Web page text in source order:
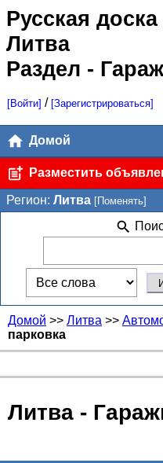
Русская
Литва
Раздел -
[Войти] / [Зарегистрироваться]
Домой
Разместить
Регион: Литва [Поменять]
Домой >> Литва >>
парковка
Литва -